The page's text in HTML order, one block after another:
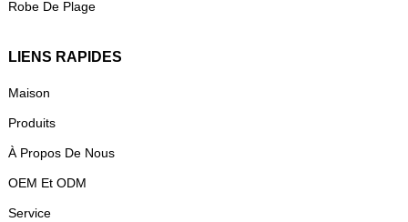
Robe De Plage
LIENS RAPIDES
Maison
Produits
À Propos De Nous
OEM Et ODM
Service